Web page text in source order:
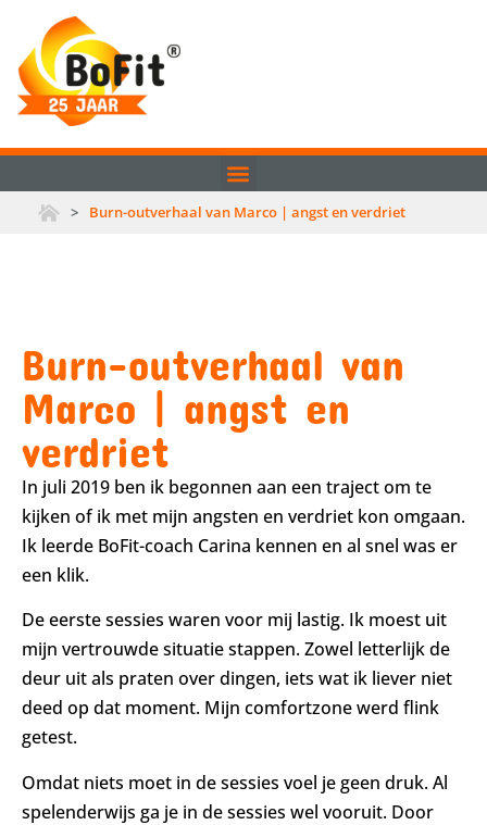
> Burn-outverhaal van Marco | angst en verdriet
Burn-outverhaal van
Marco | angst en
verdriet
In juli 2019 ben ik begonnen aan een traject om te
kijken of ik met mijn angsten en verdriet kon omgaan.
Ik leerde BoFit-coach Carina kennen en al snel was er
een klik.
De eerste sessies waren voor mij lastig. Ik moest uit
mijn vertrouwde situatie stappen. Zowel letterlijk de
deur uit als praten over dingen, iets wat ik liever niet
deed op dat moment. Mijn comfortzone werd flink
getest.
Omdat niets moet in de sessies voel je geen druk. Al
spelenderwijs ga je in de sessies wel vooruit. Door